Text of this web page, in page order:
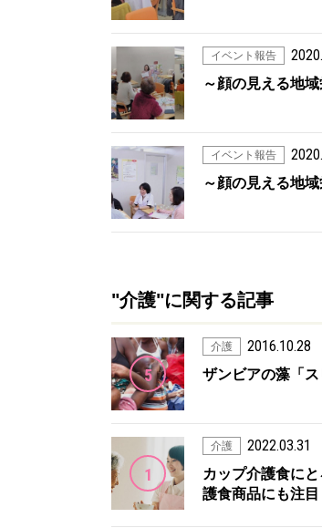
イベント報告
～顔の見える地
イベント報告
～顔の見える地
"介護"に関する記事
5
介護 2016.10.28
ザンビアの藻「
1
介護 2022.03.31
カップ介護食に
護食商品にも注